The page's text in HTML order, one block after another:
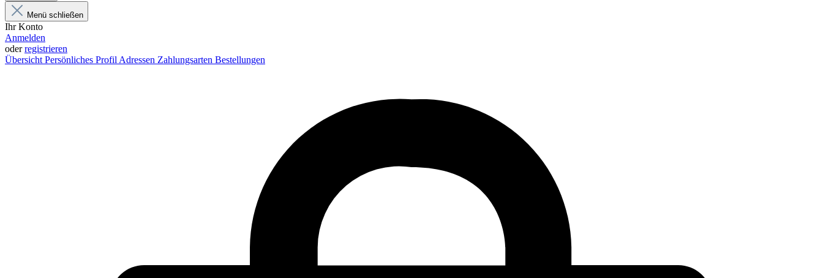
Menü schließen
Ihr Konto
Anmelden
oderregistrieren
Übersicht Persönliches Profil Adressen Zahlungsarten Bestellungen